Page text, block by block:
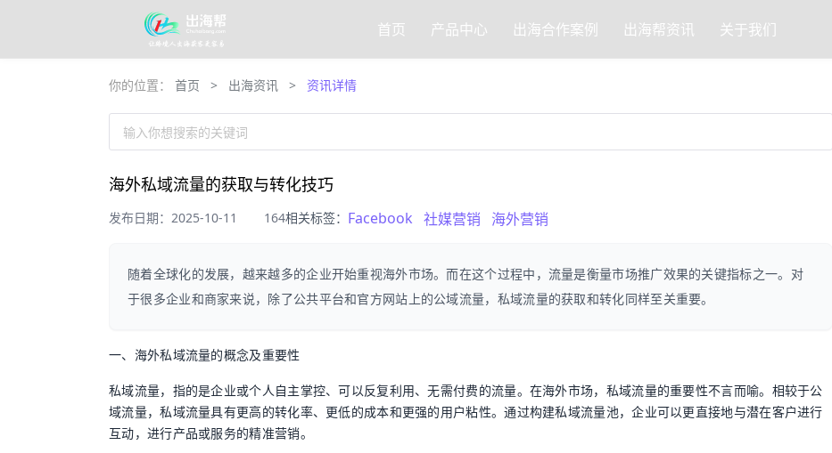
首页 产品中心 出海合作案例 出海帮资讯 关于我们
你的位置： 首页 > 出海资讯 > 资讯详情
输入你想搜索的关键词
海外私域流量的获取与转化技巧
发布日期：2025-10-11 164相关标签： Facebook 社媒营销 海外营销
随着全球化的发展，越来越多的企业开始重视海外市场。而在这个过程中，流量是衡量市场推广效果的关键指标之一。对
于很多企业和商家来说，除了公共平台和官方网站上的公域流量，私域流量的获取和转化同样至关重要。
一、海外私域流量的概念及重要性
私域流量，指的是企业或个人自主掌控、可以反复利用、无需付费的流量。在海外市场，私域流量的重要性不言而喻。相较于公
域流量，私域流量具有更高的转化率、更低的成本和更强的用户粘性。通过构建私域流量池，企业可以更直接地与潜在客户进行
互动，进行产品或服务的精准营销。